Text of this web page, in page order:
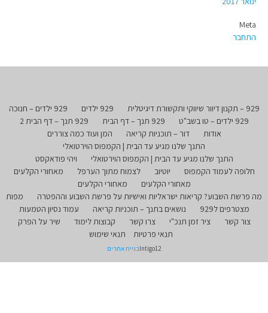
Meta
התחבר
929 – תקנון דיוור שיווקי ותקשורת דיגיטלית 929 ילדים
929 ילדים – חנוכה
929 ילדים – טו בשב"ט
929 תנך – דף הבית
929 תנך – דף הבית 2
אודות
דור – תוכניות קריאה
המן ועוד כמה צוררים
התנך שלנו מגיע עד הבית | הקמפוס הוירטואלי
התנך שלנו מגיע עד הבית | הקמפוס הוירטואלי
ויהי פודאקסט
חלופה לעמוד הקמפוס
יוטיוב לצמוח מתוך הערפל
מאחורי הקלעים
מאחורי הקלעים
מאחורי הקלעים
מה פרשת השבוע? קריאות ישראליות ואישיות על פרשת השבוע וההפטרה
מפות
מצטרפים ל929
נושאים בתנך – תוכניות קריאה
עמוד נסיון הטמעות
צור קשר
ציר זמן תנכ"י צרו קשר קבוצות לימוד
שיר על הפרק
תנאי פרטיות
תנאי שימוש
Intigo12בניית אתרים